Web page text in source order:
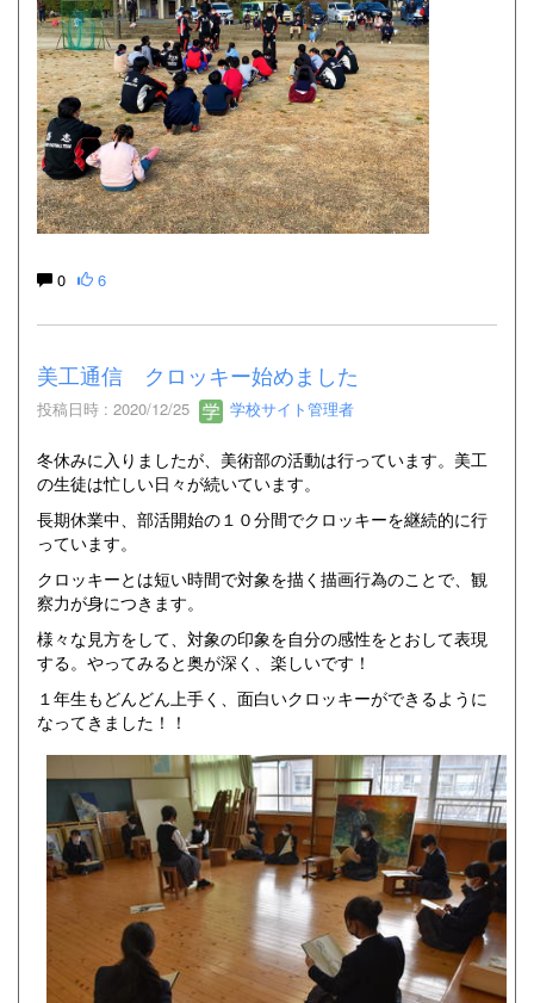
0 6
美工通信 クロッキー始めました
投稿日時 : 2020/12/25 学校サイト管理者
冬休みに入りましたが、美術部の活動は行っています。美工
の生徒は忙しい日々が続いています。
長期休業中、部活開始の１０分間でクロッキーを継続的に行
っています。
クロッキーとは短い時間で対象を描く描画行為のことで、観
察力が身につきます。
様々な見方をして、対象の印象を自分の感性をとおして表現
する。やってみると奥が深く、楽しいです！
１年生もどんどん上手く、面白いクロッキーができるように
なってきました！！